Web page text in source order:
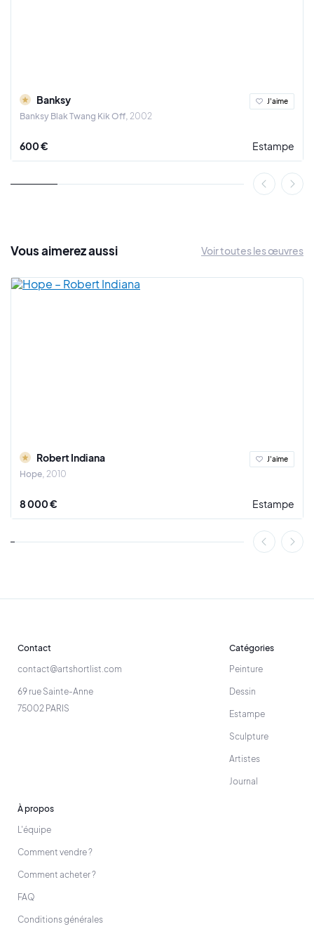
Banksy
Banksy Blak Twang Kik Off 2002
J'aime
600 € Estampe
Vousaimerezaussi Voir toutes les œuvres
Robert Indiana
Hope 2010
J'aime
8 000 € Estampe
Contact
contact@artshortlist.com
69 rue Sainte-Anne
75002 PARIS
Catégories
Peinture
Dessin
Estampe
Sculpture
Artistes
Journal
À propos
L'équipe
Comment vendre ?
Comment acheter ?
FAQ
Conditions générales